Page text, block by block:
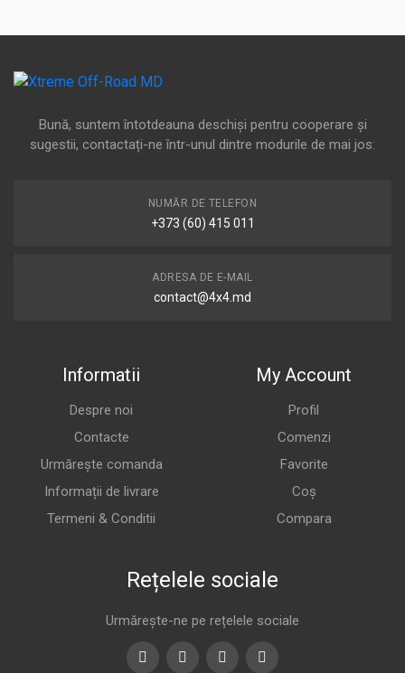
Bună, suntem întotdeauna deschiși pentru cooperare și
sugestii, contactați-ne într-unul dintre modurile de mai jos:
NUMĂR DE TELEFON
+373 (60) 415 011
ADRESA DE E-MAIL
contact@4x4.md
Informatii
Despre noi
Contacte
Urmărește comanda
Informații de livrare
Termeni & Conditii
My Account
Profil
Comenzi
Favorite
Coș
Compara
Rețelele sociale
Urmărește-ne pe rețelele sociale
FacebookTwitterYoutubeInstagram